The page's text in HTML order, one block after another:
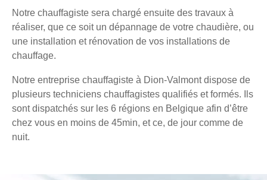
Notre chauffagiste sera chargé ensuite des travaux à
réaliser, que ce soit un dépannage de votre chaudière, ou
une installation et rénovation de vos installations de
chauffage.
Notre entreprise chauffagiste à Dion-Valmont dispose de
plusieurs techniciens chauffagistes qualifiés et formés. Ils
sont dispatchés sur les 6 régions en Belgique afin d’être
chez vous en moins de 45min, et ce, de jour comme de
nuit.